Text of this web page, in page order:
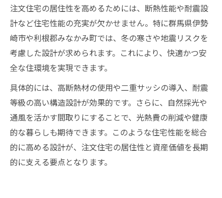
注文住宅の居住性を高めるためには、断熱性能や耐震設
計など住宅性能の充実が欠かせません。特に群馬県伊勢
崎市や利根郡みなかみ町では、冬の寒さや地震リスクを
考慮した設計が求められます。これにより、快適かつ安
全な住環境を実現できます。
具体的には、高断熱材の使用や二重サッシの導入、耐震
等級の高い構造設計が効果的です。さらに、自然採光や
通風を活かす間取りにすることで、光熱費の削減や健康
的な暮らしも期待できます。このような住宅性能を総合
的に高める設計が、注文住宅の居住性と資産価値を長期
的に支える要点となります。